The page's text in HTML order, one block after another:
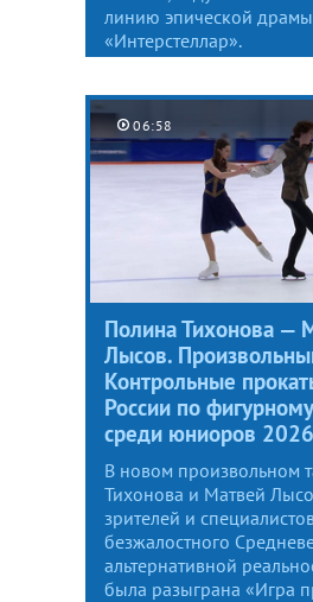
линию эпической драмы
«Интерстеллар».
06:58
Полина Тихонова —
Лысов.
Контрольные
России по
среди юниоров 2026
В новом произвольном
Тихонова и Матвей
зрителей и
безжалостного
альтернативной
была разыграна «Игра